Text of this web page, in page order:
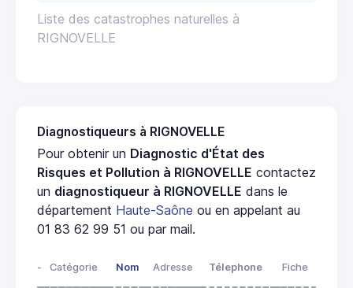
Liste des catastrophes naturelles à
RIGNOVELLE
Diagnostiqueurs à RIGNOVELLE
Pour obtenir un Diagnostic d'État des
Risques et Pollution à RIGNOVELLE contactez
un diagnostiqueur à RIGNOVELLE dans le
département Haute-Saône ou en appelant au
01 83 62 99 51 ou par mail.
- Catégorie Nom Adresse Télephone Fiche